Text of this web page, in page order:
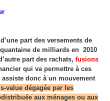
part des versements de
de milliards en 2010
part des rachats, fusions
qui va permettre à ces
donc à un mouvement
value dégagée par les
aux ménages ou aux